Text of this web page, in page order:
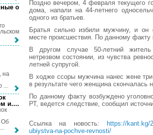
Поздно вечером, 4 февраля текущего
дома, напали на 44-летнего
одного из братьев.
Братья сильно избили мужчину, и он
месте происшествия. По данному факту
В другом случае 50-летний
нетрезвом состоянии, из чувства
летней супругой.
В ходже ссоры мужчина нанес жене
в результате чего женщина скончалась
По данному факту возбуждено
РТ, ведется следствие, сообщил
Ссылка на новость:
https://kant.kg/
ubiystva-na-pochve-revnosti/
о
на
...
и....
Об